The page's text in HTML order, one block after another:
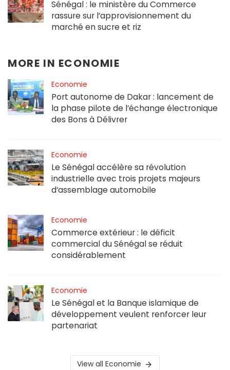
Sénégal : le ministère du Commerce
rassure sur l’approvisionnement du
marché en sucre et riz
MORE IN ECONOMIE
Economie
Port autonome de Dakar : lancement de
la phase pilote de l’échange électronique
des Bons à Délivrer
Economie
Le Sénégal accélère sa révolution
industrielle avec trois projets majeurs
d’assemblage automobile
Economie
Commerce extérieur : le déficit
commercial du Sénégal se réduit
considérablement
Economie
Le Sénégal et la Banque islamique de
développement veulent renforcer leur
partenariat
View all Economie